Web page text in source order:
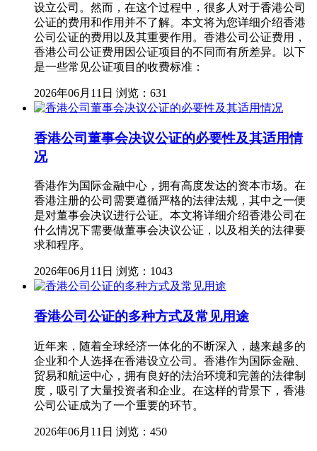
设立公司。然而，在这个过程中，很多人对于香港公司
公证的费用和作用并不了解。本文将为您详细介绍香港
公司公证的费用以及其重要作用。香港公司公证费用，
香港公司公证费用因公证项目的不同而有所差异。以下
是一些常见公证项目的收费标准：
2026年06月11日 浏览：631
香港公司董事会决议公证的必要性及其适用情
况
香港作为国际金融中心，拥有高度发达的资本市场。在
香港注册的公司需要遵循严格的法律法规，其中之一便
是对董事会决议进行公证。本文将详细介绍香港公司在
什么情况下需要做董事会决议公证，以及相关的法律要
求和程序。
2026年06月11日 浏览：1043
香港公司公证的多种方式及常见用途
近年来，随着全球经济一体化的不断深入，越来越多的
企业和个人选择在香港设立公司。香港作为国际金融、
贸易和航运中心，拥有良好的法治环境和完善的法律制
度，吸引了大量投资者和企业。在这样的背景下，香港
公司公证成为了一个重要的环节。
2026年06月11日 浏览：450